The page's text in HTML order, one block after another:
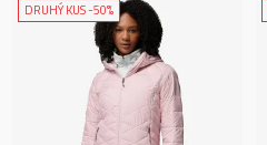
DRUHÝ KUS -50%